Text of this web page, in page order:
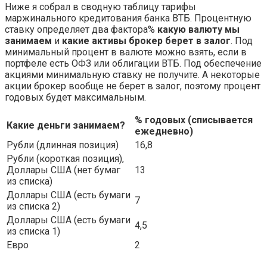
Ниже я собрал в сводную таблицу тарифы
маржинального кредитования банка ВТБ. Процентную
ставку определяет два фактора% какую валюту мы
занимаем и какие активы брокер берет в залог. Под
минимальный процент в валюте можно взять, если в
портфеле есть ОФЗ или облигации ВТБ. Под обеспечение
акциями минимальную ставку не получите. А некоторые
акции брокер вообще не берет в залог, поэтому процент
годовых будет максимальным.
Какие деньги занимаем?
% годовых (списывается
ежедневно)
Рубли (длинная позиция)
16,8
Рубли (короткая позиция),
Доллары США (нет бумаг
из списка)
13
Доллары США (есть бумаги
из списка 2)
7
Доллары США (есть бумаги
из списка 1)
4,5
Евро
2